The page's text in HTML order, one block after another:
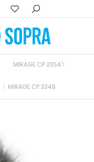
MIRAGE CP 3348
MIRAGE CP 3354